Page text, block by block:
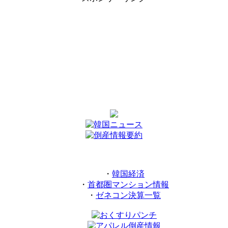
・ 韓国経済
・ 首都圏マンション情報
・ ゼネコン決算一覧